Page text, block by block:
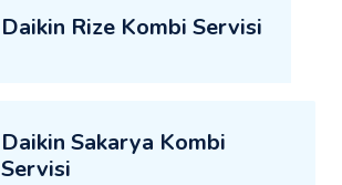
Daikin Rize Kombi Servisi
Daikin Sakarya Kombi
Servisi